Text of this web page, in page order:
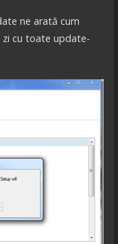
ne arată cum
zi cu toate update-